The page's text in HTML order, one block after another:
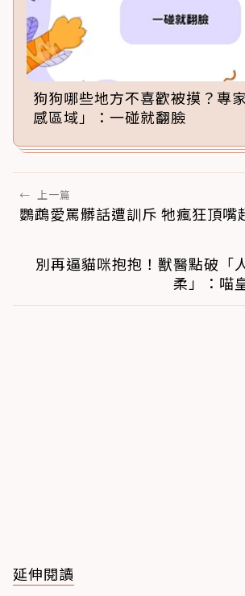
狗狗哪些地方不喜歡被摸？專
感區域」：一碰就翻臉
← 上一篇
鸚鵡愛罵髒話遭訓斥 牠瘋狂頂嘴
別再逼貓咪抱抱！獸醫點破「
柔」：喵
延伸閱讀